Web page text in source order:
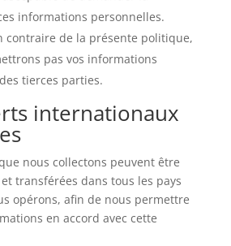
informations personnelles.
contraire de la présente politique,
pas vos informations
tierces parties.
internationaux
nous collectons peuvent être
transférées dans tous les pays
opérons, afin de nous permettre
en accord avec cette